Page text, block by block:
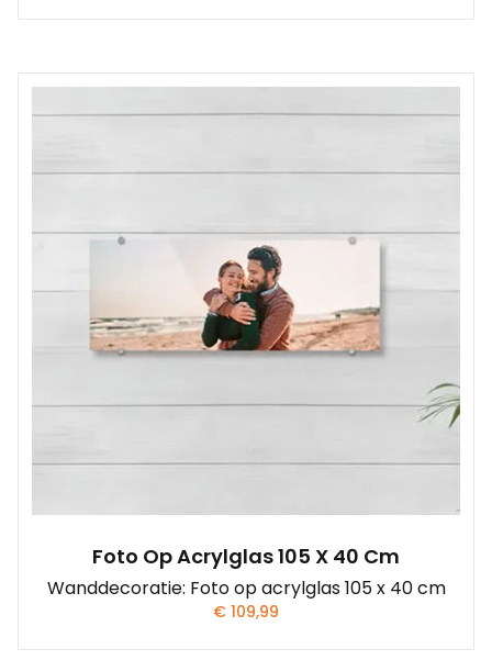
Foto Op Acrylglas 105 X 40 Cm
Wanddecoratie: Foto op acrylglas 105 x 40 cm
€ 109,99